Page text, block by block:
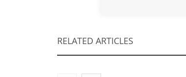
RELATED ARTICLES